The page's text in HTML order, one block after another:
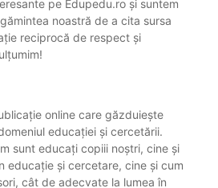
pe Edupedu.ro și suntem
noastră de a cita sursa
reciprocă de respect și
online care găzduiește
educației și cercetării.
sunt educați copiii noștri, cine și
educație și cercetare, cine și cum
cât de adecvate la lumea în